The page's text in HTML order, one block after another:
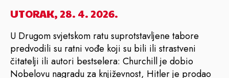
UTORAK, 28. 4. 2026.
U Drugom svjetskom ratu suprotstavljene tabore
predvodili su ratni vođe koji su bili ili strastveni
čitatelji ili autori bestselera: Churchill je dobio
Nobelovu nagradu za književnost, Hitler je prodao